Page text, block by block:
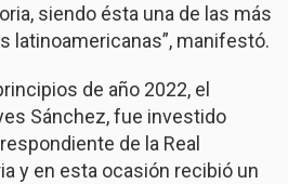
siendo ésta una de las más
latinoamericanas”, manifestó.
de año 2022, el
Sánchez, fue investido
de la Real
y en esta ocasión recibió un